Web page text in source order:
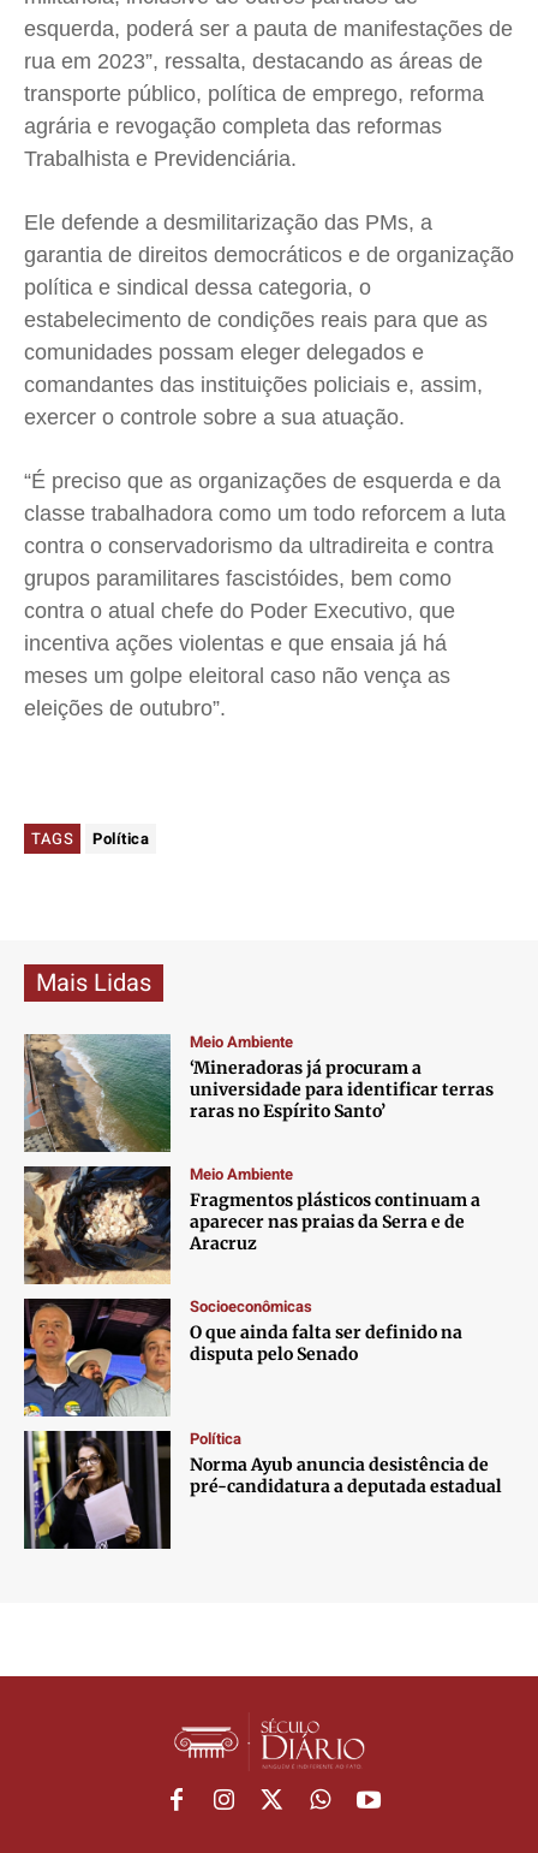
esquerda, poderá ser a pauta de manifestações de
rua em 2023”, ressalta, destacando as áreas de
transporte público, política de emprego, reforma
agrária e revogação completa das reformas
Trabalhista e Previdenciária.
Ele defende a desmilitarização das PMs, a
garantia de direitos democráticos e de organização
política e sindical dessa categoria, o
estabelecimento de condições reais para que as
comunidades possam eleger delegados e
comandantes das instituições policiais e, assim,
exercer o controle sobre a sua atuação.
“É preciso que as organizações de esquerda e da
classe trabalhadora como um todo reforcem a luta
contra o conservadorismo da ultradireita e contra
grupos paramilitares fascistóides, bem como
contra o atual chefe do Poder Executivo, que
incentiva ações violentas e que ensaia já há
meses um golpe eleitoral caso não vença as
eleições de outubro”.
TAGS Política
Mais Lidas
Meio Ambiente
‘Mineradoras já procuram a
universidade para identificar terras
raras no Espírito Santo’
Meio Ambiente
Fragmentos plásticos continuam a
aparecer nas praias da Serra e de
Aracruz
Socioeconômicas
O que ainda falta ser definido na
disputa pelo Senado
Política
Norma Ayub anuncia desistência de
pré-candidatura a deputada estadual